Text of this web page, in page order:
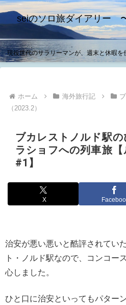
seiのソロ旅ダイアリー
現役世代のサラリーマンが、週末と休暇を
ホーム 海外旅行記
（2023.2）
ブカレストノルド駅
ラショフへの列車旅
#1】
X
治安が悪い悪いと酷評されてい
ト・ノルド駅なので、コンコー
心しました。
ひと口に治安といってもパター